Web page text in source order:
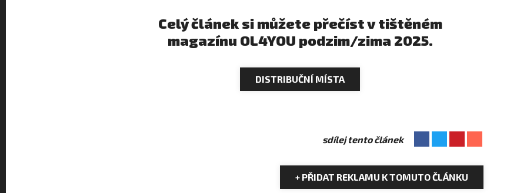
Celý článek si můžete přečíst v tištěném
magazínu OL4YOU podzim/zima 2025.
DISTRIBUČNÍ MÍSTA
sdílej tento článek
+ PŘIDAT REKLAMU K TOMUTO ČLÁNKU